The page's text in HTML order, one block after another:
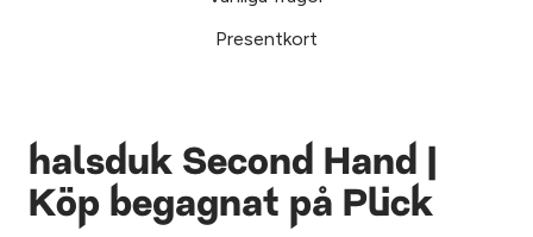
Presentkort
halsduk Second Hand |
Köp begagnat på Plick